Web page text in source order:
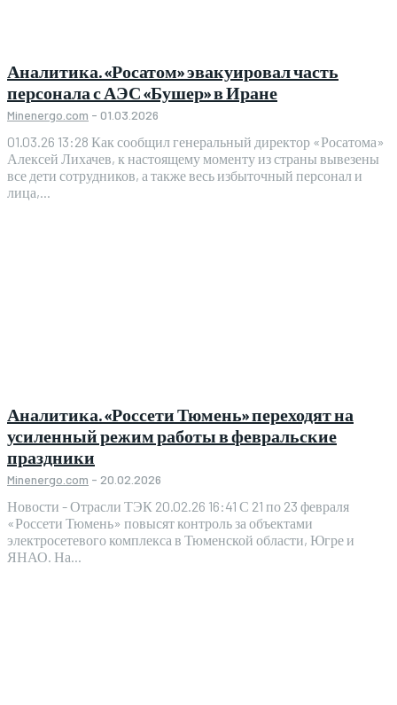
Аналитика. «Росатом» эвакуировал часть
персонала с АЭС «Бушер» в Иране
Minenergo.com - 01.03.2026
01.03.26 13:28 Как сообщил генеральный директор «Росатома»
Алексей Лихачев, к настоящему моменту из страны вывезены
все дети сотрудников, а также весь избыточный персонал и
лица,...
Аналитика. «Россети Тюмень» переходят на
усиленный режим работы в февральские
праздники
Minenergo.com - 20.02.2026
Новости - Отрасли ТЭК 20.02.26 16:41 С 21 по 23 февраля
«Россети Тюмень» повысят контроль за объектами
электросетевого комплекса в Тюменской области, Югре и
ЯНАО. На...